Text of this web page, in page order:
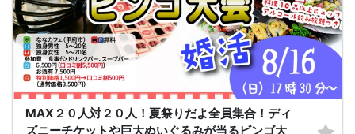
ご飲食： あり（お食事付き）
対象： 男性31～39歳、女性28～37歳くらいの独身男女
最少催行人数： 男女各5対5から開催
⚠️ 注意事項【キャンセルポリシー】
開催前日までに最小催行人数（5対5）に満たない場合は中止となります。不催行
の際は前日までにご連絡いたします（急なキャンセルによる不催行時も都度ご連
絡します）。
3日前より発生するキャンセル料については、運営上キャンセル料（活動費）が発
生することがございます。（一般参加費100％）
一度お申し込みをされたパーティーをキャンセルする場合：オミカレのシステム
上「キャンセル処理料（2,000円）」が発生します。
MAX２０人対２０人！夏祭りだよ全員集合！ディ
ズニーチケットや巨大ぬいぐるみが当るビンゴ大